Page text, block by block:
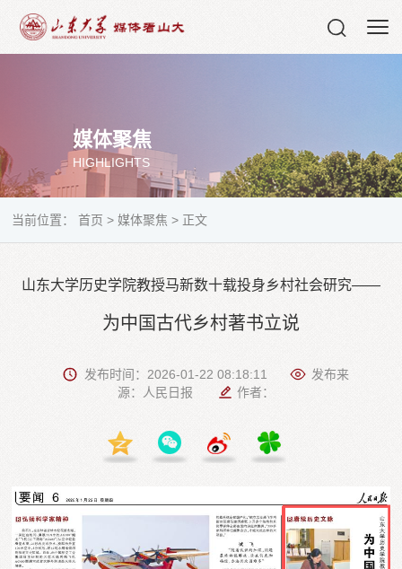
媒体聚焦
HIGHLIGHTS
当前位置：首页 > 媒体聚焦 > 正文
山东大学历史学院教授马新数十载投身乡村社会研究——
为中国古代乡村著书立说
发布时间：2026-01-22 08:18:11
发布来
源：人民日报
作者：